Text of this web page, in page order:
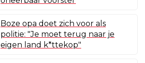
Boze opa doet zich voor als
politie: "Je moet terug naar je
eigen land k*ttekop"